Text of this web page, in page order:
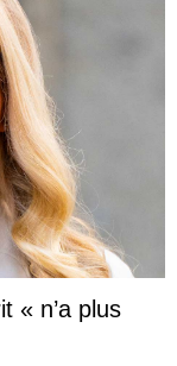
« n’a plus